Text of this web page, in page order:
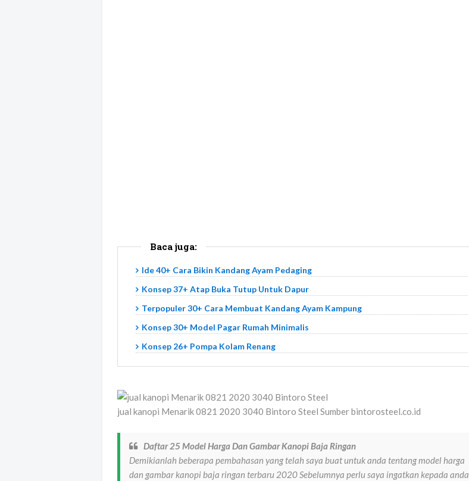
Baca juga:
Ide 40+ Cara Bikin Kandang Ayam Pedaging
Konsep 37+ Atap Buka Tutup Untuk Dapur
Terpopuler 30+ Cara Membuat Kandang Ayam Kampung
Konsep 30+ Model Pagar Rumah Minimalis
Konsep 26+ Pompa Kolam Renang
jual kanopi Menarik 0821 2020 3040 Bintoro Steel Sumber bintorosteel.co.id
Daftar 25 Model Harga Dan Gambar Kanopi Baja Ringan
Demikianlah beberapa pembahasan yang telah saya buat untuk anda tentang model harga
dan gambar kanopi baja ringan terbaru 2020 Sebelumnya perlu saya ingatkan kepada anda